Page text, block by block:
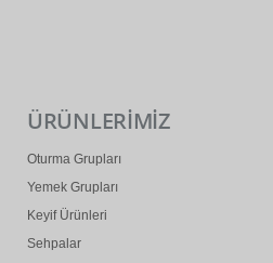
ÜRÜNLERİMİZ
Oturma Grupları
Yemek Grupları
Keyif Ürünleri
Sehpalar